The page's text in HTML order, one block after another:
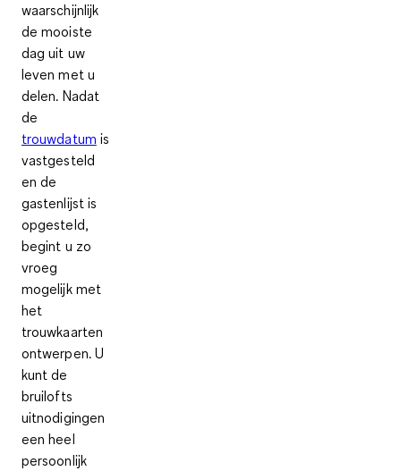
waarschijnlijk
de mooiste
dag uit uw
leven met u
delen. Nadat
de
trouwdatum is
vastgesteld
en de
gastenlijst is
opgesteld,
begint u zo
vroeg
mogelijk met
het
trouwkaarten
ontwerpen. U
kunt de
bruilofts
uitnodigingen
een heel
persoonlijk